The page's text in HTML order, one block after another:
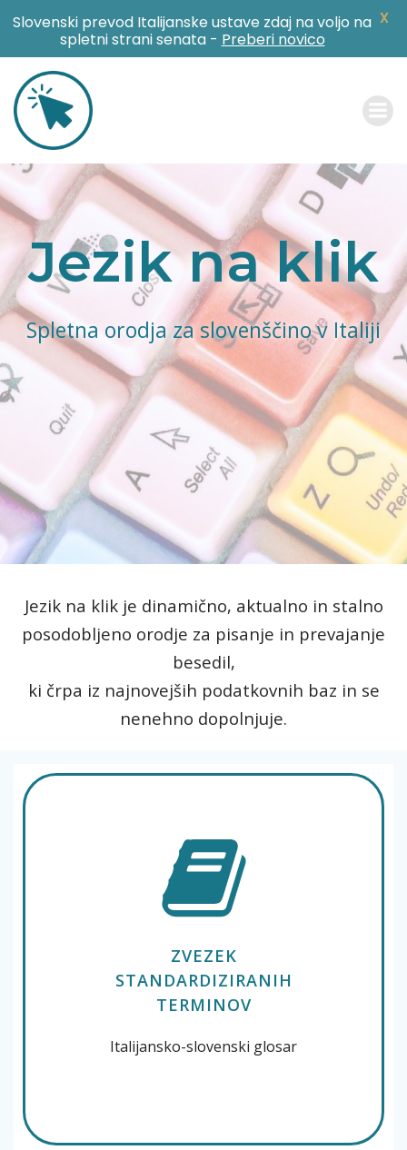
Jezik na klik
Spletna orodja za slovenščino v Italiji
Jezik na klik je dinamično, aktualno in stalno
posodobljeno orodje za pisanje in prevajanje
besedil,
ki črpa iz najnovejših podatkovnih baz in se
nenehno dopolnjuje.
ZVEZEK
STANDARDIZIRANIH
TERMINOV
Italijansko-slovenski glosar
Slovenski prevod Italijanske ustave zdaj na voljo na
spletni strani senata - Preberi novico
X